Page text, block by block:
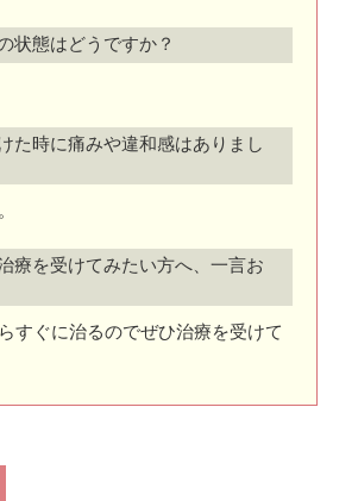
状態はどうですか？
た時に痛みや違和感はありまし
療を受けてみたい方へ、一言お
すぐに治るのでぜひ治療を受けて